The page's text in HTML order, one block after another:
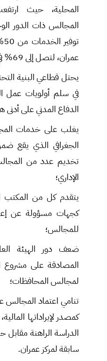
المحلية، حيث
المجالس ذات الدور
عمران، لتصل إلى 69% في الدراسة الراهنة.
يحتل قطاعي البنية
في سلم أولويات عمل
الدفاع المدني على أدنى
يغلب على خدمات
الجغرافي الذي يقع
تخديم عدد من
الإداري؛
يتقدم كل من المكتب
كجهات مسؤولة عن
للمجالس؛
ضعف دور الهيئة
المصادقة على مشروع
لمجالس المحافظات؛
تنامي اعتماد المجالس
كمصدر لإيراداتها
الدراسة الراهنة مقابل
سابقة لمركز عمران.